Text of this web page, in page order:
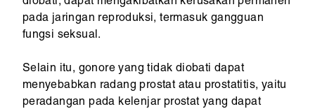
pada jaringan reproduksi, termasuk gangguan
fungsi seksual.
Selain itu, gonore yang tidak diobati dapat
menyebabkan radang prostat atau prostatitis, yaitu
peradangan pada kelenjar prostat yang dapat